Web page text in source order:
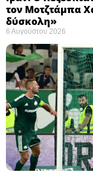
τον Μοτζτάμπα
δύσκολη» ​
6 Αυγούστου 2026